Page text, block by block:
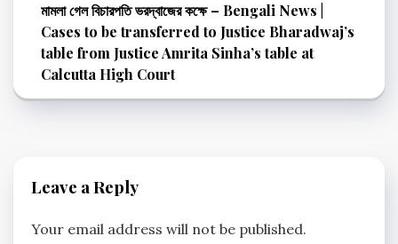
মামলা গেল বিচারপতি ভরদ্বাজের কক্ষে – Bengali News |
Cases to be transferred to Justice Bharadwaj’s
table from Justice Amrita Sinha’s table at
Calcutta High Court
Leave a Reply
Your email address will not be published.